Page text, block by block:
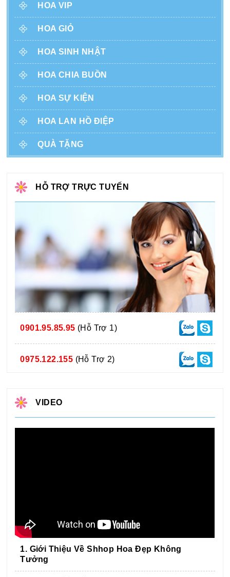
HOA VIP
HOA GIỎ
HOA SINH NHẬT
HOA CHIA BUỒN
HOA SỰ KIỆN
HOA LAN HỒ ĐIỆP
QUÀ TẶNG
HỖ TRỢ TRỰC TUYẾN
0901.95.85.95 (Hỗ Trợ 1)
0975.122.155 (Hỗ Trợ 2)
VIDEO
1. Giới Thiệu Về Shhop Hoa Đẹp Không
Tưởng